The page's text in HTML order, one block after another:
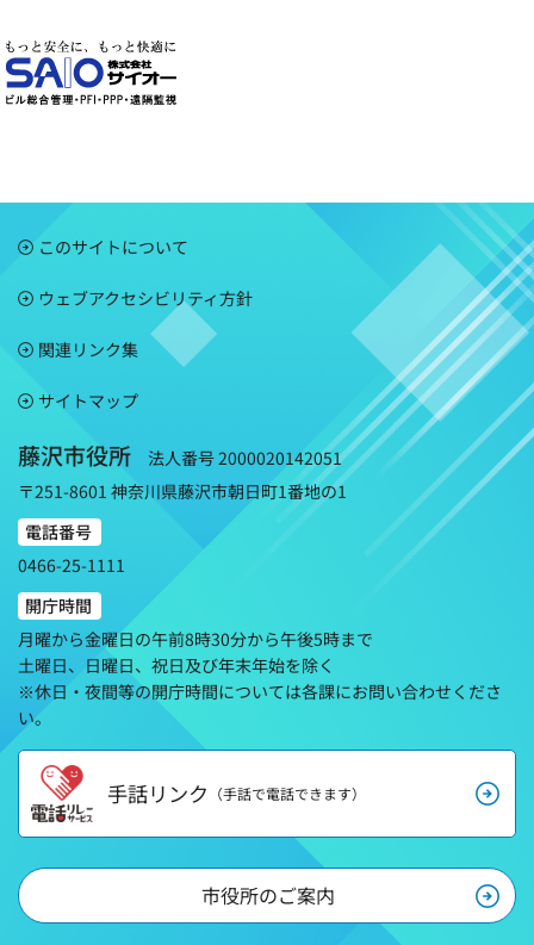
このサイトについて
ウェブアクセシビリティ方針
関連リンク集
サイトマップ
藤沢市役所
法人番号 2000020142051
〒251-8601 神奈川県藤沢市朝日町1番地の1
電話番号
0466-25-1111
開庁時間
月曜から金曜日の午前8時30分から午後5時まで
土曜日、日曜日、祝日及び年末年始を除く
※休日・夜間等の開庁時間については各課にお問い合わせくださ
い。
手話リンク （手話で電話できます）
市役所のご案内